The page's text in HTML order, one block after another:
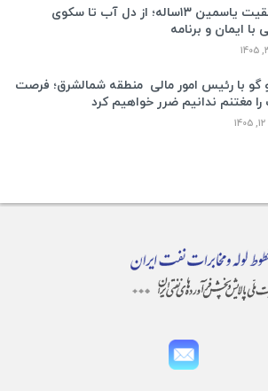
راز موفقیت یاسمین ۱۳ساله؛ از دل آب تا سکوی
با ایمان و برنامه
با رئیس امور مالی منطقه شمالشرق؛ فرصت
مغتنم ندانیم ضرر خواهیم کرد